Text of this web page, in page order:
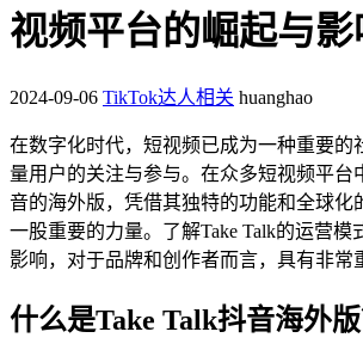
视频平台的崛起与影
2024-09-06 TikTok达人相关 huanghao
在数字化时代，短视频已成为一种重要的
量用户的关注与参与。在众多短视频平台
音的海外版，凭借其独特的功能和全球化
一股重要的力量。了解Take Talk的运营模
影响，对于品牌和创作者而言，具有非常
什么是Take Talk抖音海外版